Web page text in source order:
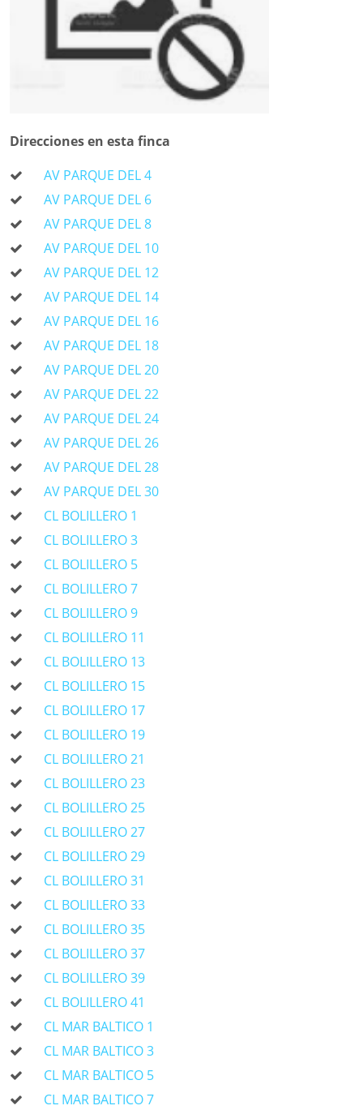
Direcciones en esta finca
AV PARQUE DEL 4
AV PARQUE DEL 6
AV PARQUE DEL 8
AV PARQUE DEL 10
AV PARQUE DEL 12
AV PARQUE DEL 14
AV PARQUE DEL 16
AV PARQUE DEL 18
AV PARQUE DEL 20
AV PARQUE DEL 22
AV PARQUE DEL 24
AV PARQUE DEL 26
AV PARQUE DEL 28
AV PARQUE DEL 30
CL BOLILLERO 1
CL BOLILLERO 3
CL BOLILLERO 5
CL BOLILLERO 7
CL BOLILLERO 9
CL BOLILLERO 11
CL BOLILLERO 13
CL BOLILLERO 15
CL BOLILLERO 17
CL BOLILLERO 19
CL BOLILLERO 21
CL BOLILLERO 23
CL BOLILLERO 25
CL BOLILLERO 27
CL BOLILLERO 29
CL BOLILLERO 31
CL BOLILLERO 33
CL BOLILLERO 35
CL BOLILLERO 37
CL BOLILLERO 39
CL BOLILLERO 41
CL MAR BALTICO 1
CL MAR BALTICO 3
CL MAR BALTICO 5
CL MAR BALTICO 7